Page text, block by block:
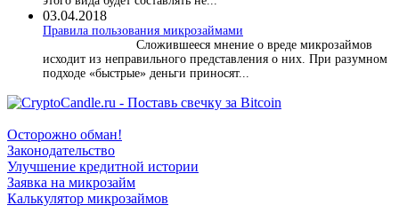
03.04.2018
​Правила пользования микрозаймами
Сложившееся мнение о вреде микрозаймов
исходит из неправильного представления о них. При разумном
подходе «быстрые» деньги приносят...
Осторожно обман!
Законодательство
Улучшение кредитной истории
Заявка на микрозайм
Калькулятор микрозаймов